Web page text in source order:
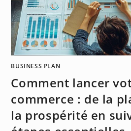
BUSINESS PLAN
Comment lancer
commerce : de la
la prospérité en